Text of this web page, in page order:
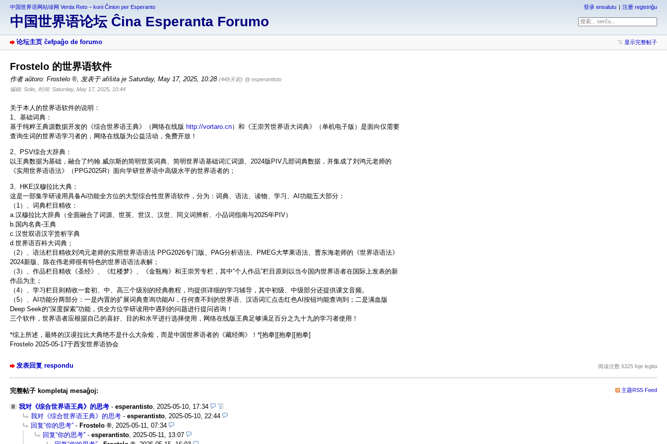
中国世界语网站绿网 Verda Reto – koni Ĉinion per Esperanto
中国世界语论坛 Ĉina Esperanta Forumo
登录 ensalutu 注册 registriĝu
论坛主页 ĉefpaĝo de forumo 显示完整帖子
Frostelo 的世界语软件
作者 aŭtoro: Frostelo , 发表于 afiŝita je Saturday, May 17, 2025, 10:28 (449天前) @ esperantisto
编辑: Solis, 时间: Saturday, May 17, 2025, 10:44
关于本人的世界语软件的说明：
1、基础词典：
基于纯粹王典源数据开发的《综合世界语王典》（网络在线版 http://vortaro.cn）和《王崇芳世界语大词典》（单机电子版）是面向仅需要
查询生词的世界语学习者的，网络在线版为公益活动，免费开放！
2、PSV综合大辞典：
以王典数据为基础，融合了约翰.威尔斯的简明世英词典、简明世界语基础词汇词源、2024版PIV几部词典数据，并集成了刘鸿元老师的
《实用世界语语法》（PPG2025R）面向学研世界语中高级水平的世界语者的；
3、HKE汉穆拉比大典：
这是一部集学研读用具备Ai功能全方位的大型综合性世界语软件，分为：词典、语法、读物、学习、AI功能五大部分：
（1）、词典栏目精收：
a.汉穆拉比大辞典（全面融合了词源、世英、世汉、汉世、同义词辨析、小品词指南与2025年PIV）
b.国内名典-王典
c.汉世双语汉字赏析字典
d.世界语百科大词典；
（2）、语法栏目精收刘鸿元老师的实用世界语语法 PPG2026专门版、PAG分析语法、PMEG大苹果语法、曹东海老师的《世界语语法》
2024新版、陈在伟老师很有特色的世界语语法表解；
（3）、作品栏目精收《圣经》、《红楼梦》、《金瓶梅》和王崇芳专栏，其中“个人作品”栏目原则以当今国内世界语者在国际上发表的新
作品为主；
（4）、学习栏目则精收一套初、中、高三个级别的经典教程，均提供详细的学习辅导，其中初级、中级部分还提供课文音频。
（5）、AI功能分两部分：一是内置的扩展词典查询功能AI，任何查不到的世界语、汉语词汇点击红色AI按钮均能查询到；二是满血版
Deep Seek的“深度探索”功能，供全方位学研读用中遇到的问题进行提问咨询！
三个软件，世界语者应根据自己的喜好、目的和水平进行选择使用，网络在线版王典足够满足百分之九十九的学习者使用！
*综上所述，最终的汉谟拉比大典绝不是什么大杂烩，而是中国世界语者的《藏经阁》！*[抱拳][抱拳][抱拳]
Frostelo 2025-05-17于西安世界语协会
发表回复 respondu 阅读次数 6325 foje legita
完整帖子 kompletaj mesaĝoj: 主题RSS Feed
我对《综合世界语王典》的思考 - esperantisto 2025-05-10, 17:34
我对《综合世界语王典》的思考 - esperantisto 2025-05-10, 22:44
回复“你的思考” - Frostelo
2025-05-11, 07:34
回复“你的思考” - esperantisto 2025-05-11, 13:07